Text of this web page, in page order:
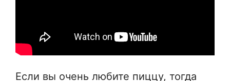
Если вы очень любите пиццу, тогда